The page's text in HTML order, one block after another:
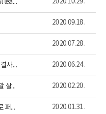
K-culture becomes global cultural leader
2020.09.18.
2020.07.28.
새로운 일상 속 더 건강하고 행복한 ‘연결사회’로 2020.06.24.
국적 없는 외국어 표기만 줄여도 우리말 살아난다 2020.02.20.
물꼬 튼 韓-UAE 문화교류, 중동 전체로 퍼져야 2020.01.31.